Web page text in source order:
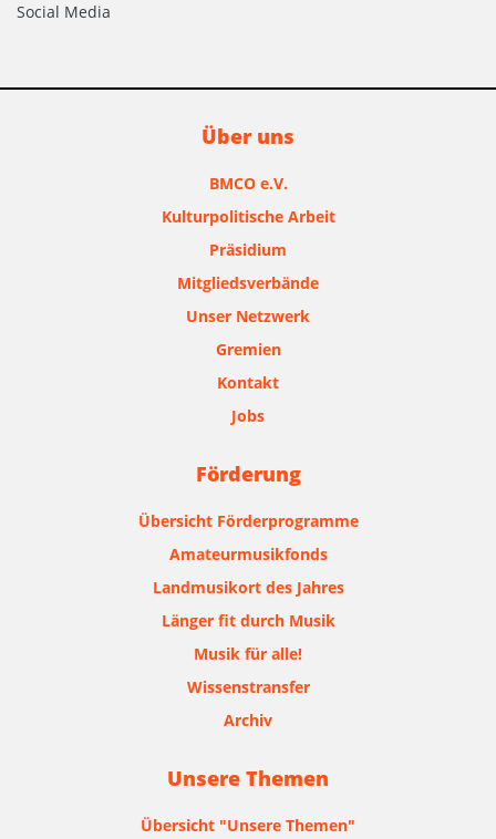
Social Media
Über uns
BMCO e.V.
Kulturpolitische Arbeit
Präsidium
Mitgliedsverbände
Unser Netzwerk
Gremien
Kontakt
Jobs
Förderung
Übersicht Förderprogramme
Amateurmusikfonds
Landmusikort des Jahres
Länger fit durch Musik
Musik für alle!
Wissenstransfer
Archiv
Unsere Themen
Übersicht "Unsere Themen"